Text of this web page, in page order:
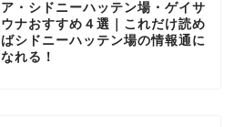
ア・シドニーハッテン場・ゲイサ
ウナおすすめ４選｜これだけ読め
ばシドニーハッテン場の情報通に
なれる！